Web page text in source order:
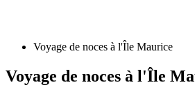
Voyage de noces à l'Île Maurice
Voyage de noces à l'Île